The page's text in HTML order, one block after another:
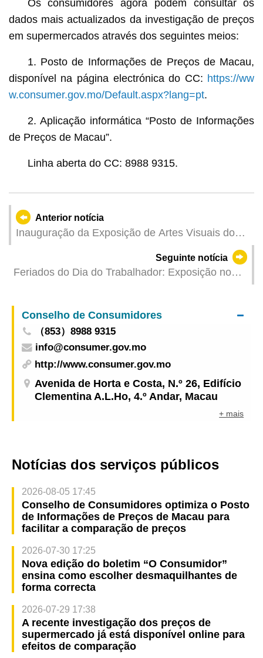
Os consumidores agora podem consultar os
dados mais actualizados da investigação de preços
em supermercados através dos seguintes meios:
1. Posto de Informações de Preços de Macau,
disponível na página electrónica do CC: https://ww
w.consumer.gov.mo/Default.aspx?lang=pt.
2. Aplicação informática “Posto de Informações
de Preços de Macau”.
Linha aberta do CC: 8988 9315.
Anterior notícia
Inauguração da Exposição de Artes Visuais dos
“Rebentos de Primavera” na Faculdade de Artes
e Design da UPM
Seguinte notícia
Feriados do Dia do Trabalhador: Exposição no
Speed Racing” inaugura hoje
Conselho de Consumidores
（853）8988 9315
info@consumer.gov.mo
http://www.consumer.gov.mo
Avenida de Horta e Costa, N.º 26, Edifício
Clementina A.L.Ho, 4.º Andar, Macau
+ mais
Notícias dos serviços públicos
2026-08-05 17:45
Conselho de Consumidores optimiza o Posto
de Informações de Preços de Macau para
facilitar a comparação de preços
2026-07-30 17:25
Nova edição do boletim “O Consumidor”
ensina como escolher desmaquilhantes de
forma correcta
2026-07-29 17:38
A recente investigação dos preços de
supermercado já está disponível online para
efeitos de comparação